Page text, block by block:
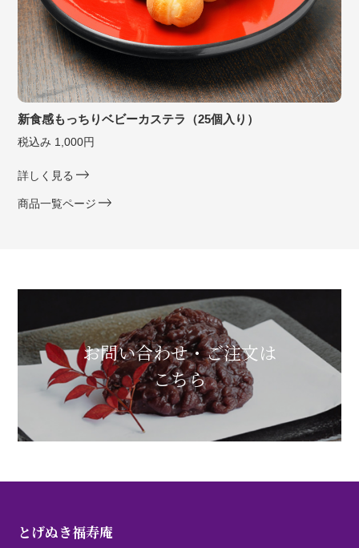
新食感もっちりベビーカステラ（25個入り）
税込み 1,000円
詳しく見る
商品一覧ページ
お問い合わせ・ご注文は
こちら
とげぬき福寿庵